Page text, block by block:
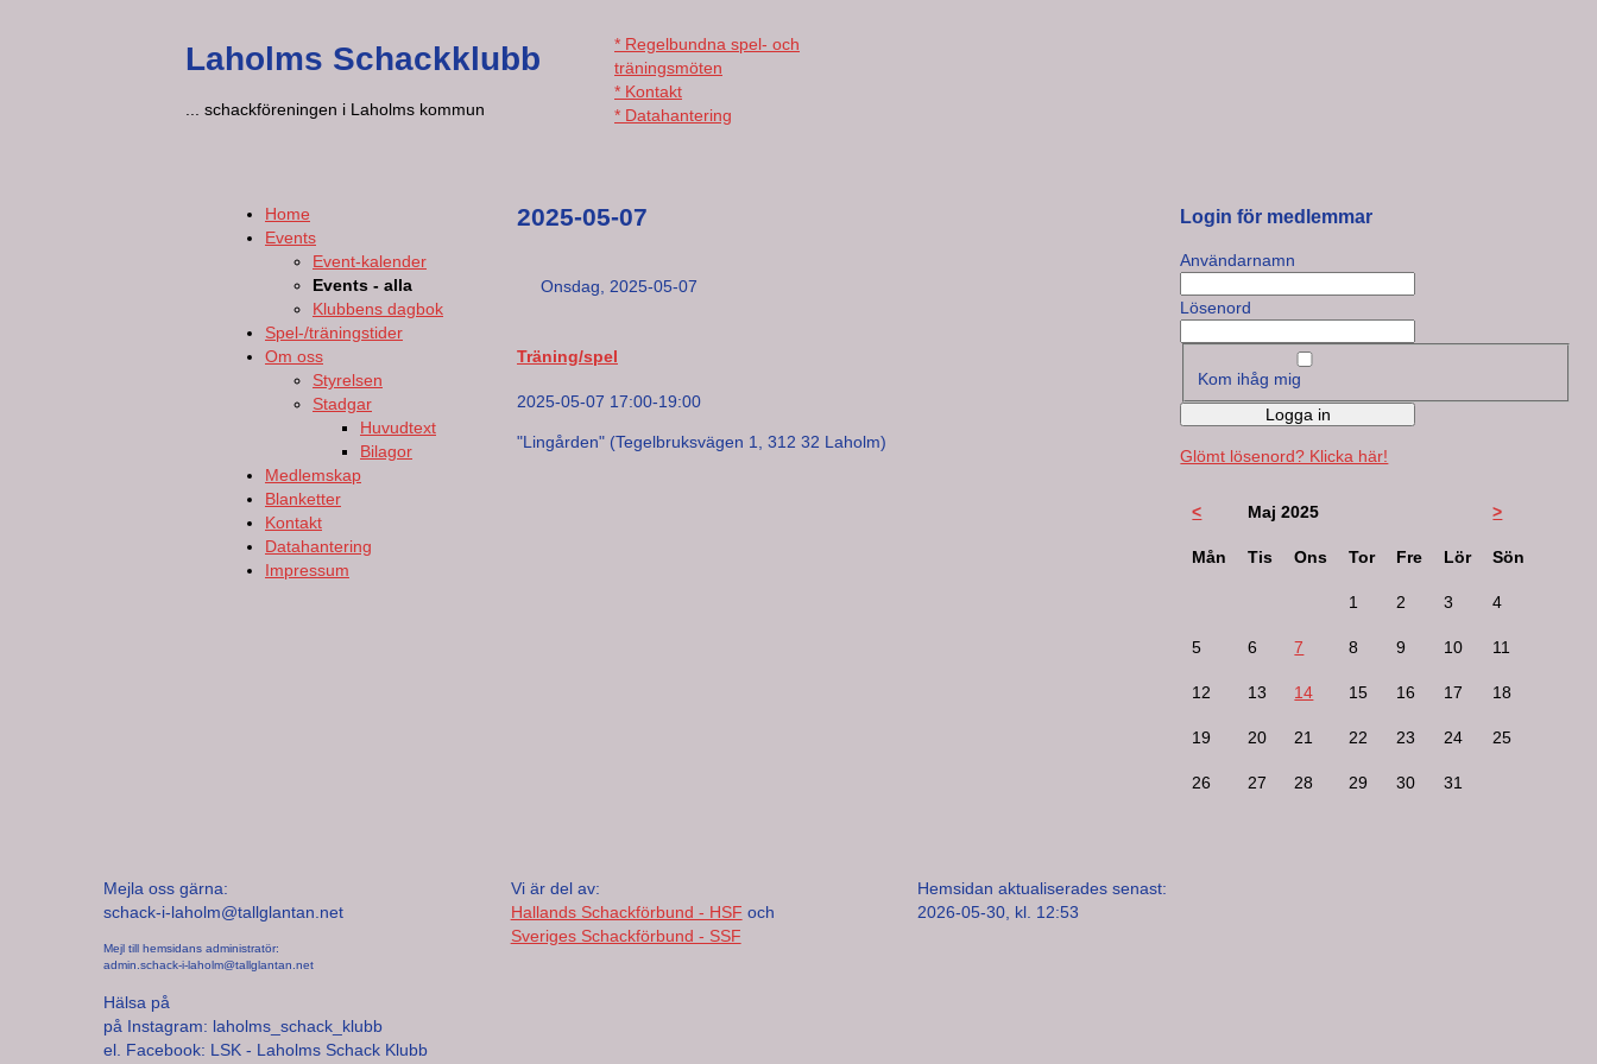
Laholms Schackklubb
... schackföreningen i Laholms kommun
* Regelbundna spel- och
träningsmöten
* Kontakt
* Datahantering
Home
Events
Event-kalender
Events - alla
Klubbens dagbok
Spel-/träningstider
Om oss
Styrelsen
Stadgar
Huvudtext
Bilagor
Medlemskap
Blanketter
Kontakt
Datahantering
Impressum
2025-05-07
Onsdag, 2025-05-07
Träning/spel
2025-05-07 17:00-19:00
"Lingården" (Tegelbruksvägen 1, 312 32 Laholm)
Login för medlemmar
Användarnamn
Lösenord
Kom ihåg mig
Logga in
Glömt lösenord? Klicka här!
< Maj 2025 >
Mån Tis Ons Tor Fre Lör Sön
1 2 3 4
5 6 7 8 9 10 11
12 13 14 15 16 17 18
19 20 21 22 23 24 25
26 27 28 29 30 31
Mejla oss gärna:
schack-i-laholm@tallglantan.net
Mejl till hemsidans administratör:
admin.schack-i-laholm@tallglantan.net
Hälsa på
på Instagram: laholms_schack_klubb
el. Facebook: LSK - Laholms Schack Klubb
Vi är del av:
Hallands Schackförbund - HSF och
Sveriges Schackförbund - SSF
Hemsidan aktualiserades senast:
2026-05-30, kl. 12:53